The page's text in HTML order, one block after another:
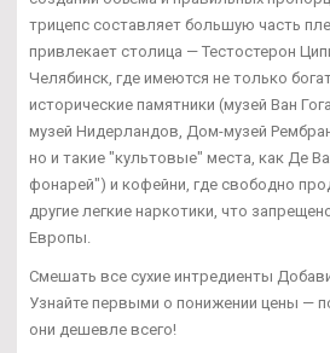
трицепс составляет большую часть
привлекает столица — Тестостерон
Челябинск, где имеются не только
исторические памятники (музей Ван
музей Нидерландов, Дом-музей
но и такие "культовые" места, как Де
фонарей") и кофейни, где свободно
другие легкие наркотики, что
Европы.
Смешать все сухие интредиенты
Узнайте первыми о понижении цены —
они дешевле всего!